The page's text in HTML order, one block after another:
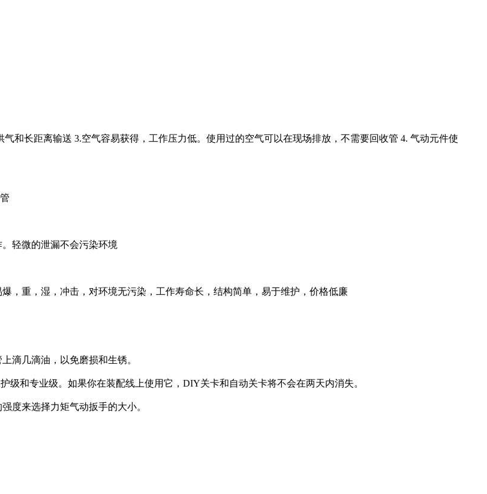
和长距离输送 3.空气容易获得，工作压力低。使用过的空气可以在现场排放，不需要回收管 4. 气动元件使
轻微的泄漏不会污染环境
，重，湿，冲击，对环境无污染，工作寿命长，结构简单，易于维护，价格低廉
滴几滴油，以免磨损和生锈。
和专业级。如果你在装配线上使用它，DIY关卡和自动关卡将不会在两天内消失。
度来选择力矩气动扳手的大小。